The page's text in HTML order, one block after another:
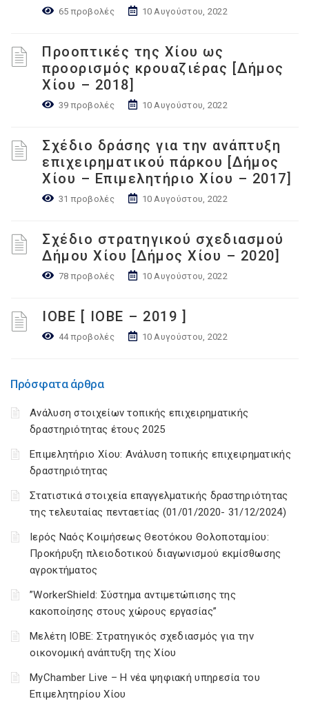
65 προβολές 10 Αυγούστου, 2022
Προοπτικές της Χίου ως
προορισμός κρουαζιέρας [Δήμος
Χίου – 2018]
39 προβολές 10 Αυγούστου, 2022
Σχέδιο δράσης για την ανάπτυξη
επιχειρηματικού πάρκου [Δήμος
Χίου – Επιμελητήριο Χίου – 2017]
31 προβολές 10 Αυγούστου, 2022
Σχέδιο στρατηγικού σχεδιασμού
Δήμου Χίου [Δήμος Χίου – 2020]
78 προβολές 10 Αυγούστου, 2022
ΙΟΒΕ [ ΙΟΒΕ – 2019 ]
44 προβολές 10 Αυγούστου, 2022
Πρόσφατα άρθρα
Ανάλυση στοιχείων τοπικής επιχειρηματικής
δραστηριότητας έτους 2025
Επιμελητήριο Χίου: Aνάλυση τοπικής επιχειρηματικής
δραστηριότητας
Στατιστικά στοιχεία επαγγελματικής δραστηριότητας
της τελευταίας πενταετίας (01/01/2020- 31/12/2024)
Ιερός Ναός Κοιμήσεως Θεοτόκου Θολοποταμίου:
Προκήρυξη πλειοδοτικού διαγωνισμού εκμίσθωσης
αγροκτήματος
”WorkerShield: Σύστημα αντιμετώπισης της
κακοποίησης στους χώρους εργασίας”
Μελέτη ΙΟΒΕ: Στρατηγικός σχεδιασμός για την
οικονομική ανάπτυξη της Χίου
MyChamber Live – Η νέα ψηφιακή υπηρεσία του
Επιμελητηρίου Χίου